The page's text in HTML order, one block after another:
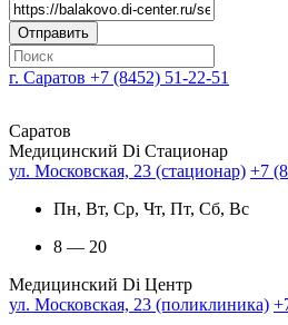
г. Саратов +7 (8452) 51-22-51
Саратов
Медицинский Di Стационар
ул. Московская, 23 (стационар) +7
Пн, Вт, Ср, Чт, Пт, Сб, Вс
8 — 20
Медицинский Di Центр
ул. Московская, 23 (поликлиника)